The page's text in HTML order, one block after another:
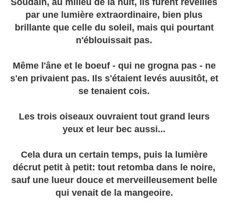
Soudain, au milieu de la nuit, ils furent réveillés
par une lumière extraordinaire, bien plus
brillante que celle du soleil, mais qui pourtant
n'éblouissait pas.
Même l'âne et le boeuf - qui ne grogna pas - ne
s'en privaient pas. Ils s'étaient levés auusitôt, et
se tenaient cois.
Les trois oiseaux ouvraient tout grand leurs
yeux et leur bec aussi...
Cela dura un certain temps, puis la lumière
décrut petit à petit: tout retomba dans le noire,
sauf une lueur douce et merveilleusement belle
qui venait de la mangeoire.